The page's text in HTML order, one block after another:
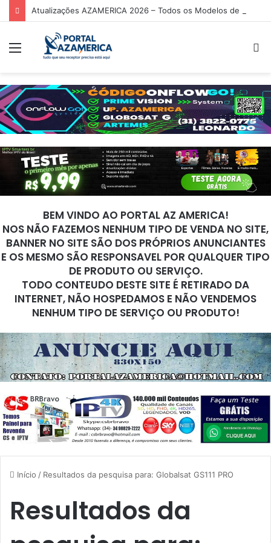
BEM VINDO AO PORTAL AZ AMERICA!
NOS NÃO FAZEMOS NENHUM TIPO DE VENDA NO SITE,
BANNER NO SITE SÃO DOS PRÓPRIOS ANUNCIANTES
E OS MESMO SÃO RESPONSAVEL POR QUALQUER TIPO
DE PRODUTO OU SERVIÇO.
TODO CONTEUDO DESTE SITE É RETIRADO DA
INTERNET, NÃO HOSPEDAMOS E NÃO VENDEMOS
NENHUM TIPO DE SERVIÇO OU PRODUTO!
Início / Resultados da pesquisa para: Globalsat GS111 PRO
Resultados da